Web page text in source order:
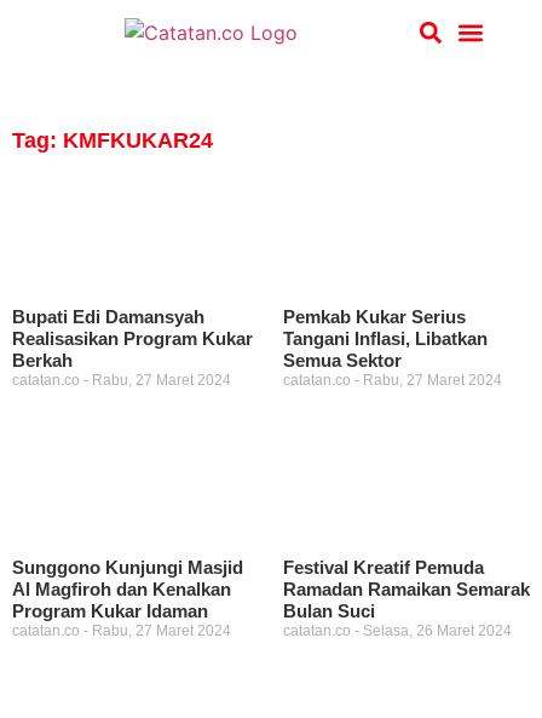
Tag: KMFKUKAR24
Bupati Edi Damansyah
Realisasikan Program Kukar
Berkah
catatan.co Rabu, 27 Maret 2024
Pemkab Kukar Serius
Tangani Inflasi, Libatkan
Semua Sektor
catatan.co Rabu, 27 Maret 2024
Sunggono Kunjungi Masjid
Al Magfiroh dan Kenalkan
Program Kukar Idaman
catatan.co Rabu, 27 Maret 2024
Festival Kreatif Pemuda
Ramadan Ramaikan Semarak
Bulan Suci
catatan.co Selasa, 26 Maret 2024